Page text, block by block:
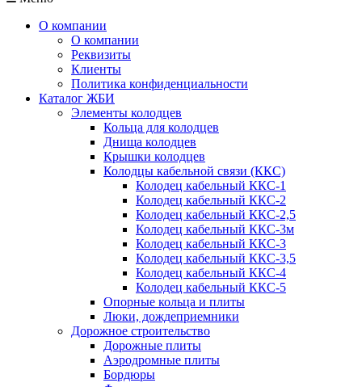
О компании
О компании
Реквизиты
Клиенты
Политика конфиденциальности
Каталог ЖБИ
Элементы колодцев
Кольца для колодцев
Днища колодцев
Крышки колодцев
Колодцы кабельной связи (ККС)
Колодец кабельный ККС-1
Колодец кабельный ККС-2
Колодец кабельный ККС-2,5
Колодец кабельный ККС-3м
Колодец кабельный ККС-3
Колодец кабельный ККС-3,5
Колодец кабельный ККС-4
Колодец кабельный ККС-5
Опорные кольца и плиты
Люки, дождеприемники
Дорожное строительство
Дорожные плиты
Аэродромные плиты
Бордюры